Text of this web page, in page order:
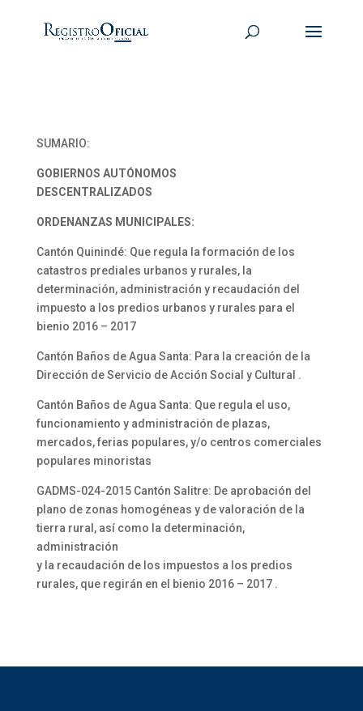
SUMARIO:
GOBIERNOS AUTÓNOMOS
DESCENTRALIZADOS
ORDENANZAS MUNICIPALES:
Cantón Quinindé: Que regula la formación de los
catastros prediales urbanos y rurales, la
determinación, administración y recaudación del
impuesto a los predios urbanos y rurales para el
bienio 2016 – 2017
Cantón Baños de Agua Santa: Para la creación de la
Dirección de Servicio de Acción Social y Cultural .
Cantón Baños de Agua Santa: Que regula el uso,
funcionamiento y administración de plazas,
mercados, ferias populares, y/o centros comerciales
populares minoristas
GADMS-024-2015 Cantón Salitre: De aprobación del
plano de zonas homogéneas y de valoración de la
tierra rural, así como la determinación,
administración
y la recaudación de los impuestos a los predios
rurales, que regirán en el bienio 2016 – 2017 .